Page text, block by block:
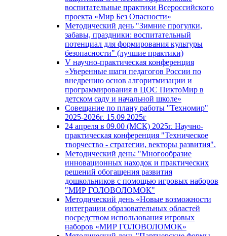
воспитательные практики Всероссийского
проекта «Мир Без Опасности»
Методический день "Зимние прогулки,
забавы, праздники: воспитательный
потенциал для формирования культуры
безопасности" (лучшие практики)
V научно-практическая конференция
«Уверенные шаги педагогов России по
внедрению основ алгоритмизации и
программирования в ЦОС ПиктоМир в
детском саду и начальной школе»
Совещание по плану работы "Техномир"
2025-2026г. 15.09.2025г
24 апреля в 09.00 (МСК) 2025г. Научно-
практическая конференция "Техническое
творчество - стратегии, векторы развития".
Методический день: "Многообразие
инновационных находок и практических
решений обогащения развития
дошкольников с помощью игровых наборов
"МИР ГОЛОВОЛОМОК"
Методический день «Новые возможности
интеграции образовательных областей
посредством использования игровых
наборов «МИР ГОЛОВОЛОМОК»